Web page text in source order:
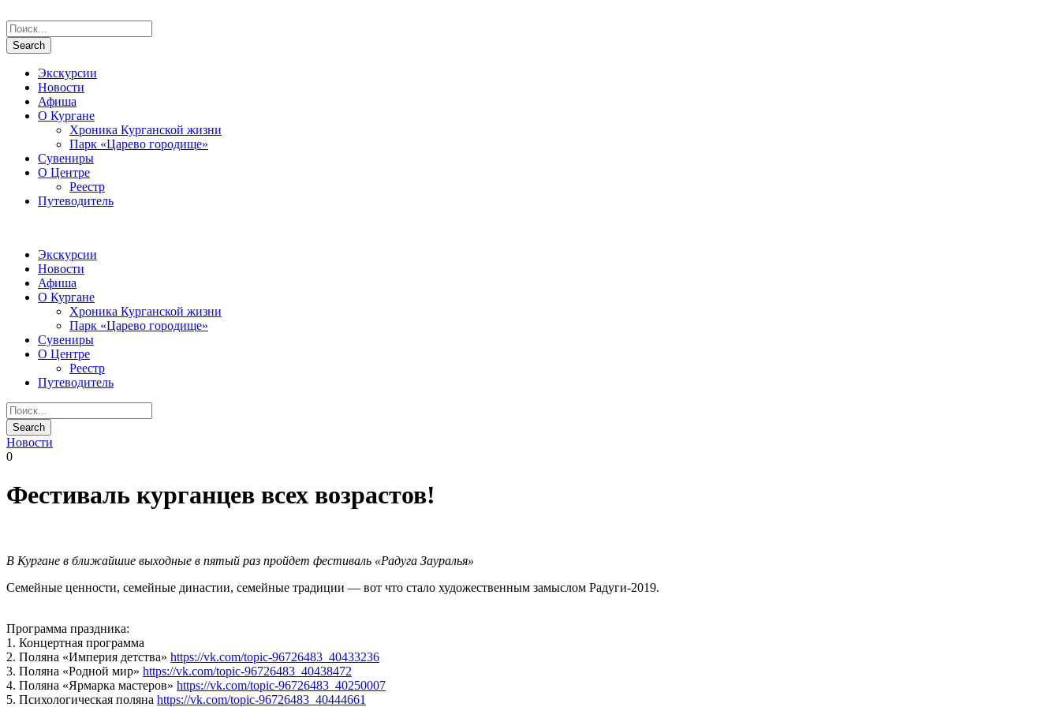
Экскурсии
Новости
Афиша
О Кургане
Хроника Курганской жизни
Парк «Царево городище»
Сувениры
О Центре
Реестр
Путеводитель
Экскурсии
Новости
Афиша
О Кургане
Хроника Курганской жизни
Парк «Царево городище»
Сувениры
О Центре
Реестр
Путеводитель
Новости
0
Фестиваль курганцев всех возрастов!
В Кургане в ближайшие выходные в пятый раз пройдет фестиваль «Радуга Зауралья»
Семейные ценности, семейные династии, семейные традиции — вот что стало художественным замыслом Радуги-2019.
Программа праздника:
1. Концертная программа
2. Поляна «Империя детства» https://vk.com/topic-96726483_40433236
3. Поляна «Родной мир» https://vk.com/topic-96726483_40438472
4. Поляна «Ярмарка мастеров» https://vk.com/topic-96726483_40250007
5. Психологическая поляна https://vk.com/topic-96726483_40444661